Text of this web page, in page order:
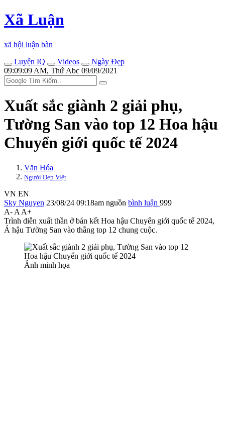
Xã Luận
xã hội luận bàn
Luyện IQ
Videos
Ngày Đẹp
09:09:09 AM, Thứ Abc 09/09/2021
Xuất sắc giành 2 giải phụ,
Tường San vào top 12 Hoa hậu
Chuyển giới quốc tế 2024
Văn Hóa
Người Đẹp Việt
VN EN
Sky Nguyen 23/08/24 09:18am nguồn bình luận 999
A- A A+
Trình diễn xuất thần ở bán kết Hoa hậu Chuyển giới quốc tế 2024,
Á hậu Tường San vào thẳng top 12 chung cuộc.
Ảnh minh họa